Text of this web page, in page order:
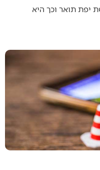
יפת תואר וכך היא